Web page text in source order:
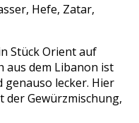
Hefe, Zatar,
Stück Orient auf
aus dem Libanon ist
genauso lecker. Hier
der Gewürzmischung,